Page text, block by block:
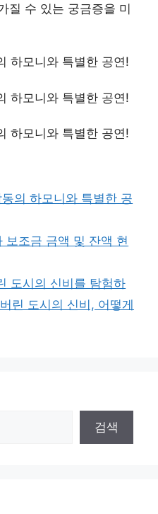
질 수 있는 궁금증을 미
하모니와 특별한 공연!
하모니와 특별한 공연!
하모니와 특별한 공연!
의 하모니와 특별한 공
조금 금액 및 잔액 현
도시의 신비를 탐험하
린 도시의 신비, 어떻게
검색